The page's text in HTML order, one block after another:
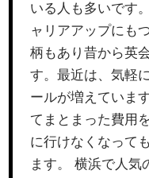
いる人も多いです
ャリアアップにも
柄もあり昔から英
す。最近は、気軽
ールが増えていま
てまとまった費用
に行けなくなって
ます。 横浜で人気